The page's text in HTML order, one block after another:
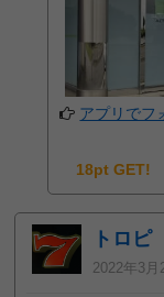
アプリでフ
18pt GET!
トロピ
2022年3月